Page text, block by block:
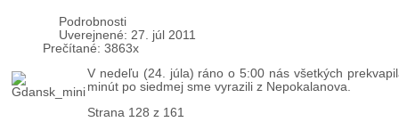
Podrobnosti
Uverejnené: 27. júl 2011
Prečítané: 3863x
V nedeľu (24. júla) ráno o 5:00 nás všetkých
minút po siedmej sme vyrazili z Nepokalanova.
Strana 128 z 161